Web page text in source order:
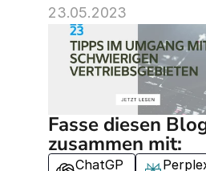
23.05.2023
Fasse diesen
zusammen mit:
ChatGP